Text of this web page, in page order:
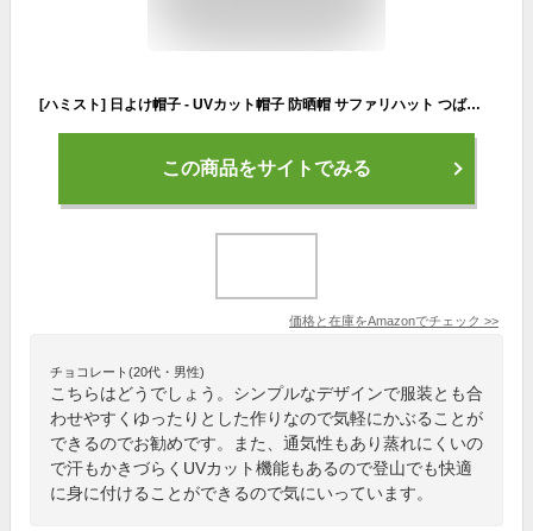
[ハミスト] 日よけ帽子 - UVカット帽子 防晒帽 サファリハット つば広ハット レインハット ポニーテール穴付き 取り外すあご紐 調節可能 紫外線対策 通気性 吸水速乾 防水 夏 アウトドア 旅行用 釣り 登山 ウォーキング レディース (ピンク)
この商品をサイトでみる
価格と在庫をAmazonでチェック >>
チョコレート(20代・男性)
こちらはどうでしょう。シンプルなデザインで服装とも合
わせやすくゆったりとした作りなので気軽にかぶることが
できるのでお勧めです。また、通気性もあり蒸れにくいの
で汗もかきづらくUVカット機能もあるので登山でも快適
に身に付けることができるので気にいっています。